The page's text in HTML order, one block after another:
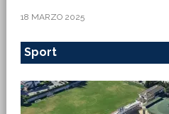
18 MARZO 2025
Sport